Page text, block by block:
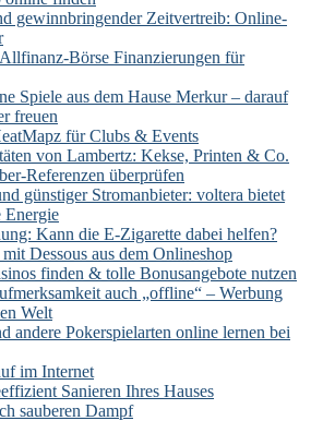
gewinnbringender Zeitvertreib: Online-
Börse Finanzierungen für
Spiele aus dem Hause Merkur – darauf
freuen
für Clubs & Events
von Lambertz: Kekse, Printen & Co.
Referenzen überprüfen
günstiger Stromanbieter: voltera bietet
Energie
Kann die E-Zigarette dabei helfen?
Dessous aus dem Onlineshop
finden & tolle Bonusangebote nutzen
auch „offline“ – Werbung
Welt
andere Pokerspielarten online lernen bei
im Internet
Sanieren Ihres Hauses
sauberen Dampf